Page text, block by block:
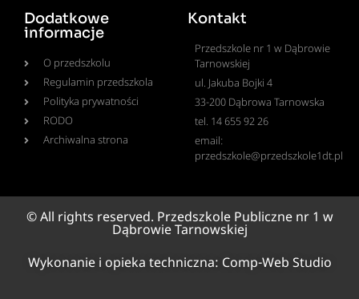
Dodatkowe
informacje
O przedszkolu
Regulamin przedszkola
Polityka prywatności
RODO
Archiwalna strona
Kontakt
Przedszkole nr 1 w Dąbrowie
Tarnowskiej
ul. Jakuba Bojki 4
33-200 Dąbrowa Tarnowska
tel. 14 655 92 26
email:
przedszkole@przedszkole1dt.pl
© All rights reserved. Przedszkole Publiczne nr 1 w
Dąbrowie Tarnowskiej
Wykonanie i opieka techniczna: Comp-Web Studio